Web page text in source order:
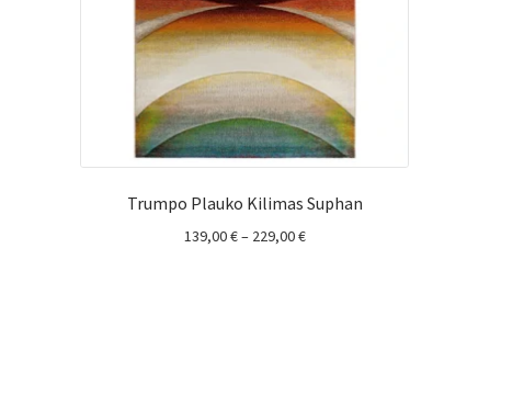
Trumpo Plauko Kilimas Suphan
139,00€– 229,00€Price